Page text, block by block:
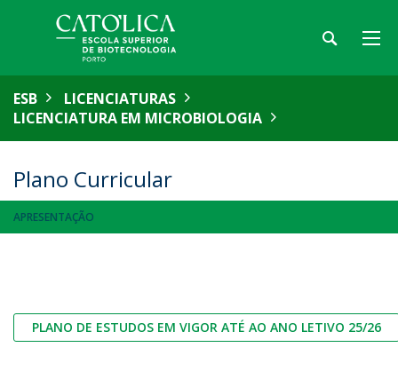
ESB
LICENCIATURAS
LICENCIATURA EM MICROBIOLOGIA
Plano Curricular
APRESENTAÇÃO
PLANO DE ESTUDOS EM VIGOR ATÉ AO ANO LETIVO 25/26